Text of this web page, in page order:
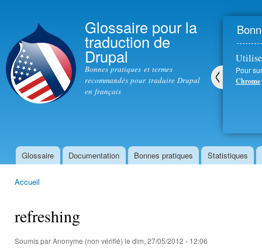
Glossaire pour la
traduction de
Drupal
Bonnes pratiques et termes
recommandés pour traduire Drupal
en français
Pour
Chrome
Menu principal
Glossaire Documentation Bonnes pratiques Statistiques
Accueil
refreshing
Soumis parAnonyme (non vérifié) le dim, 27/05/2012 - 12:06